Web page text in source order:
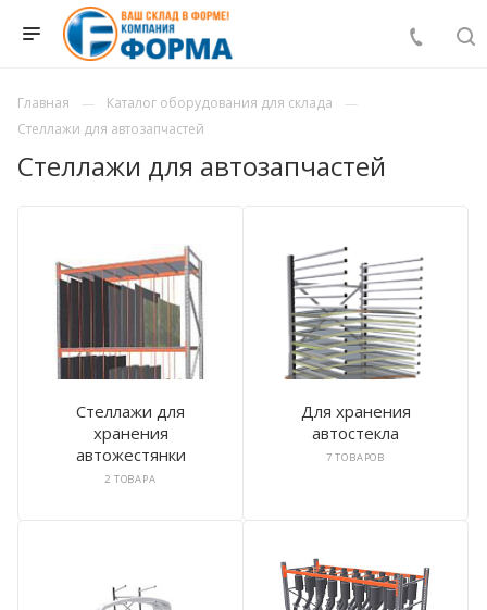
Главная
Каталог оборудования для склада
Стеллажи для автозапчастей
Стеллажи для автозапчастей
Стеллажи для
хранения
автожестянки
2 ТОВАРА
Для хранения
автостекла
7 ТОВАРОВ